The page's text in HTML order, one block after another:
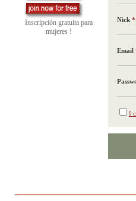
Inscripción gratuita para
mujeres !
Nick *
Email
I